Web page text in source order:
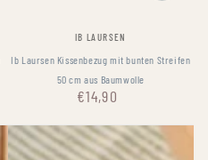
Fournisseur:
IB LAURSEN
Ib Laursen Kissenbezug mit bunten Streifen
50 cm aus Baumwolle
Prix
€14,90